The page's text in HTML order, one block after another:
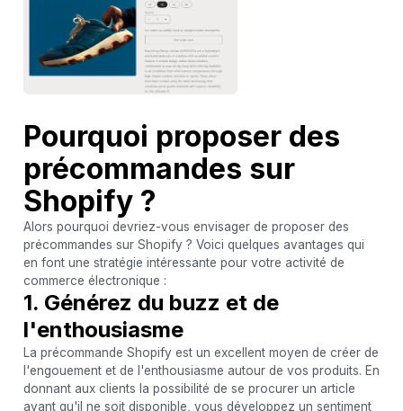
Pourquoi proposer des
précommandes sur
Shopify ?
Alors pourquoi devriez-vous envisager de proposer des
précommandes sur Shopify ? Voici quelques avantages qui
en font une stratégie intéressante pour votre activité de
commerce électronique :
1. Générez du buzz et de
l'enthousiasme
La précommande Shopify est un excellent moyen de créer de
l'engouement et de l'enthousiasme autour de vos produits. En
donnant aux clients la possibilité de se procurer un article
avant qu'il ne soit disponible, vous développez un sentiment